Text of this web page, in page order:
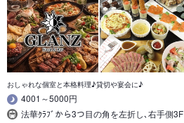
おしゃれな個室と本格料理♪貸切や宴会に♪
4001～5000円
法華ｸﾗﾌﾞから3つ目の角を左折し､右手側3F